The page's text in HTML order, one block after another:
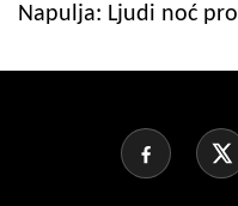
Napulja: Ljudi noć